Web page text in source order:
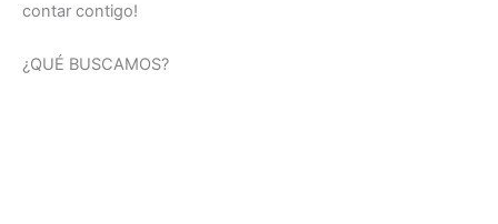
contar contigo!
¿QUÉ BUSCAMOS?